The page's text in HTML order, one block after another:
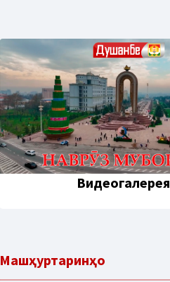
Видеогалерея
Машҳуртаринҳо